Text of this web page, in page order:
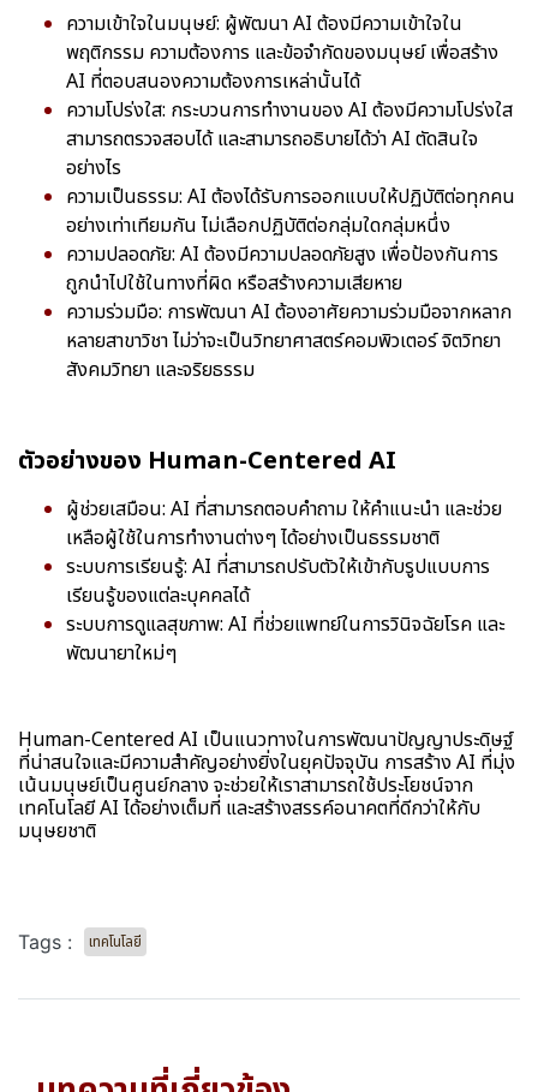
ความเข้าใจในมนุษย์: ผู้พัฒนา AI ต้องมีความเข้าใจใน
พฤติกรรม ความต้องการ และข้อจำกัดของมนุษย์ เพื่อสร้าง
AI ที่ตอบสนองความต้องการเหล่านั้นได้
ความโปร่งใส: กระบวนการทำงานของ AI ต้องมีความโปร่งใส
สามารถตรวจสอบได้ และสามารถอธิบายได้ว่า AI ตัดสินใจ
อย่างไร
ความเป็นธรรม: AI ต้องได้รับการออกแบบให้ปฏิบัติต่อทุกคน
อย่างเท่าเทียมกัน ไม่เลือกปฏิบัติต่อกลุ่มใดกลุ่มหนึ่ง
ความปลอดภัย: AI ต้องมีความปลอดภัยสูง เพื่อป้องกันการ
ถูกนำไปใช้ในทางที่ผิด หรือสร้างความเสียหาย
ความร่วมมือ: การพัฒนา AI ต้องอาศัยความร่วมมือจากหลาก
หลายสาขาวิชา ไม่ว่าจะเป็นวิทยาศาสตร์คอมพิวเตอร์ จิตวิทยา
สังคมวิทยา และจริยธรรม
ตัวอย่างของ Human-Centered AI
ผู้ช่วยเสมือน: AI ที่สามารถตอบคำถาม ให้คำแนะนำ และช่วย
เหลือผู้ใช้ในการทำงานต่างๆ ได้อย่างเป็นธรรมชาติ
ระบบการเรียนรู้: AI ที่สามารถปรับตัวให้เข้ากับรูปแบบการ
เรียนรู้ของแต่ละบุคคลได้
ระบบการดูแลสุขภาพ: AI ที่ช่วยแพทย์ในการวินิจฉัยโรค และ
พัฒนายาใหม่ๆ
Human-Centered AI เป็นแนวทางในการพัฒนาปัญญาประดิษฐ์
ที่น่าสนใจและมีความสำคัญอย่างยิ่งในยุคปัจจุบัน การสร้าง AI ที่มุ่ง
เน้นมนุษย์เป็นศูนย์กลาง จะช่วยให้เราสามารถใช้ประโยชน์จาก
เทคโนโลยี AI ได้อย่างเต็มที่ และสร้างสรรค์อนาคตที่ดีกว่าให้กับ
มนุษยชาติ
Tags : เทคโนโลยี